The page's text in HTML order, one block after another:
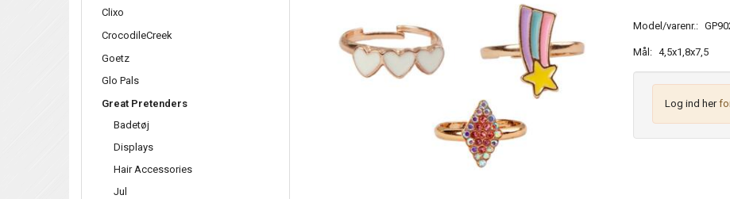
Clixo
CrocodileCreek
Goetz
Glo Pals
Great Pretenders
Badetøj
Displays
Hair Accessories
Jul
Model/varenr.:
Mål: 4,5x1,8x7,5
Log ind her